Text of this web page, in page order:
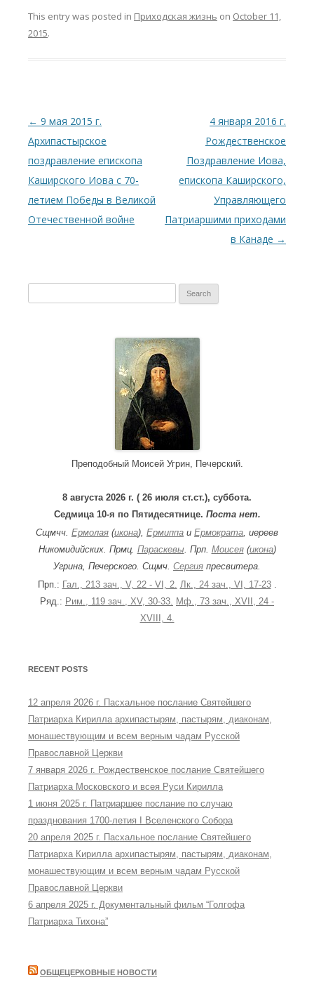
This entry was posted in Приходская жизнь on October 11,
2015.
Post
navigation
← 9 мая 2015 г.
Архипастырское
поздравление епископа
Каширского Иова с 70-
летием Победы в Великой
Отечественной войне
4 января 2016 г.
Рождественское
Поздравление Иова,
епископа Каширского,
Управляющего
Патриаршими приходами
в Канаде →
Преподобный Моисей Угрин, Печерский.
8 августа 2026 г. ( 26 июля ст.ст.), суббота.
Седмица 10-я по Пятидесятнице. Поста нет.
Сщмчч. Ермолая (икона), Ермиппа и Ермократа , иереев
Никомидийских. Прмц. Параскевы. Прп. Моисея(икона)
Угрина, Печерского. Сщмч. Сергия пресвитера.
Прп.: Гал., 213 зач., V, 22 - VI, 2. Лк., 24 зач., VI, 17-23
Ряд.: Рим., 119 зач., XV, 30-33. Мф., 73 зач., XVII, 24 -
XVIII, 4.
RECENT POSTS
12 апреля 2026 г. Пасхальное послание Святейшего
Патриарха Кирилла архипастырям, пастырям, диаконам,
монашествующим и всем верным чадам Русской
Православной Церкви
7 января 2026 г. Рождественское послание Святейшего
Патриарха Московского и всея Руси Кирилла
1 июня 2025 г. Патриаршее послание по случаю
празднования 1700-летия I Вселенского Собора
20 апреля 2025 г. Пасхальное послание Святейшего
Патриарха Кирилла архипастырям, пастырям, диаконам,
монашествующим и всем верным чадам Русской
Православной Церкви
6 апреля 2025 г. Документальный фильм “Голгофа
Патриарха Тихона”
ОБЩЕЦЕРКОВНЫЕ НОВОСТИ